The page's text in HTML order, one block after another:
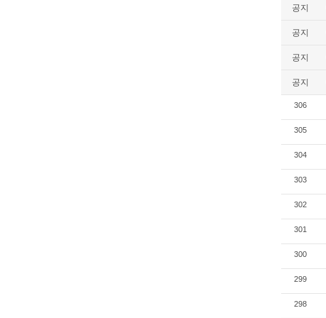
공지
공지
공지
공지
306
305
304
303
302
301
300
299
298